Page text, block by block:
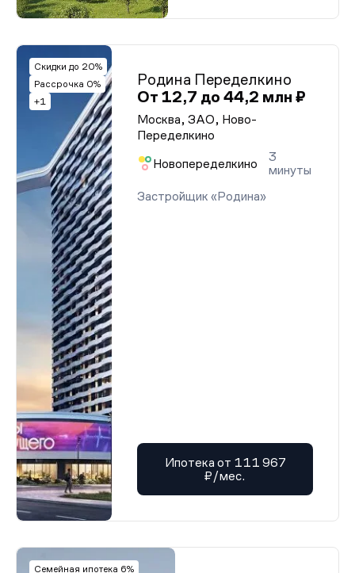
Скидки до 20%
Рассрочка 0%
+1
Родина Переделкино
От 12,7 до 44,2 млн ₽
Москва, ЗАО, Ново-
Переделкино
Новопеределкино
3
минуты
Застройщик «Родина»
Ипотека от 111 967
₽/мес.
Семейная ипотека 6%